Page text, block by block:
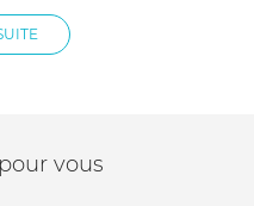
cm
protection pluie,
vous